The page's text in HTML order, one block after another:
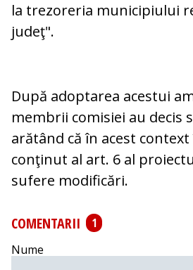
la trezoreria municipiului
judeţ".
După adoptarea acestui
membrii comisiei au decis
arătând că în acest
conţinut al art. 6 al
sufere modificări.
COMENTARII
1
Nume